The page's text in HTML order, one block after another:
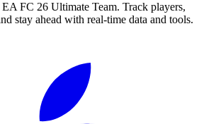
EA FC 26 Ultimate Team. Track players,
stay ahead with real-time data and tools.